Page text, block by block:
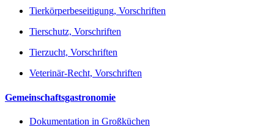
Tierkörperbeseitigung, Vorschriften
Tierschutz, Vorschriften
Tierzucht, Vorschriften
Veterinär-Recht, Vorschriften
Gemeinschaftsgastronomie
Dokumentation in Großküchen